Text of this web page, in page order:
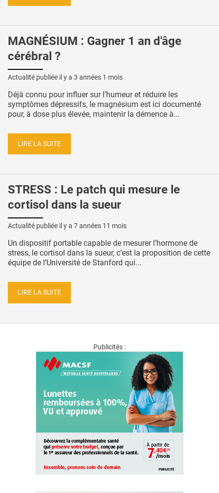
MAGNÉSIUM : Gagner 1 an d'âge
cérébral ?
Actualité publiée il y a 3 années 1 mois
Déjà connu pour influer sur l’humeur et réduire les
symptômes dépressifs, le magnésium est ici documenté
pour, à dose plus élevée, maintenir la démence à...
LIRE LA SUITE
STRESS : Le patch qui mesure le
cortisol dans la sueur
Actualité publiée il y a 7 années 11 mois
Un dispositif portable capable de mesurer l’hormone de
stress, le cortisol dans la sueur, c’est la proposition de cette
équipe de l’Université de Stanford qui...
LIRE LA SUITE
Publicités :